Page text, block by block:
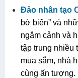
Đảo nhân tạo
bờ biển” và
ngắm cảnh và
tập trung nhiều
mua sắm, nhà
cùng ấn tượng.